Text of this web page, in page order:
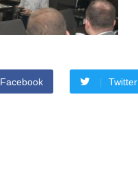
Facebook Twitter